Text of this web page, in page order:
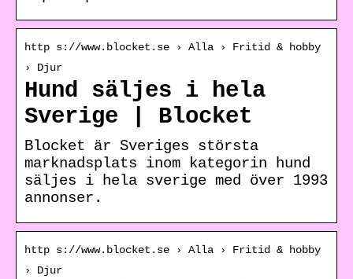
http s://www.blocket.se › Alla › Fritid & hobby
› Djur
Hund säljes i hela
Sverige | Blocket
Blocket är Sveriges största
marknadsplats inom kategorin hund
säljes i hela sverige med över 1993
annonser.
http s://www.blocket.se › Alla › Fritid & hobby
› Djur